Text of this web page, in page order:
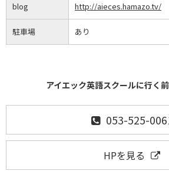
blog http://aieces.hamazo.tv/
駐車場 あり
アイエック英語スクールに行く
053-525-
HPを見る